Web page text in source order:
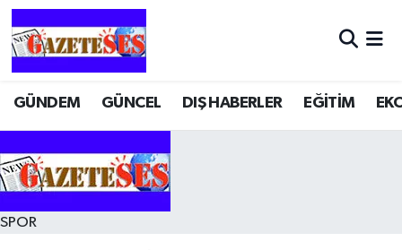
GÜNDEM GÜNCEL DIŞ HABERLER EĞİTİM
SPOR